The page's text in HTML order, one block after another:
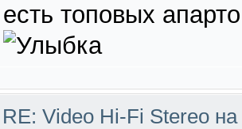
есть топовых
RE: Video Hi-Fi Stereo